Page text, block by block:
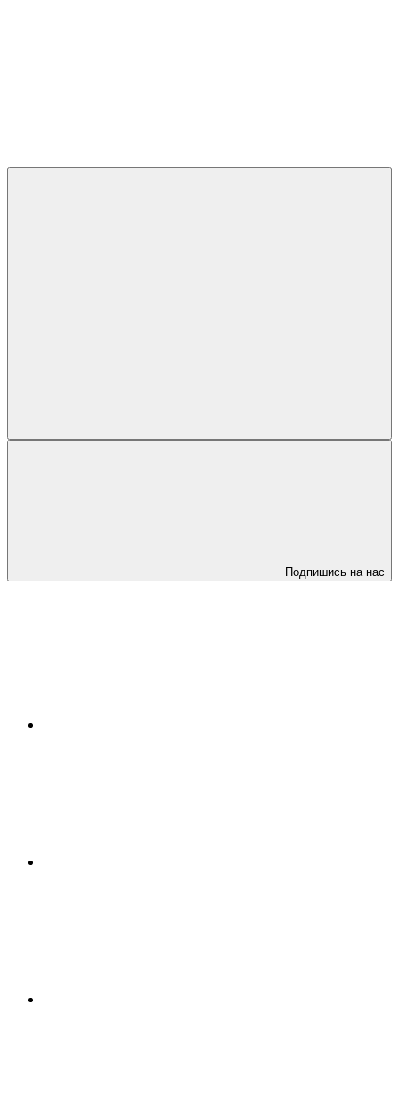
Подпишись на нас